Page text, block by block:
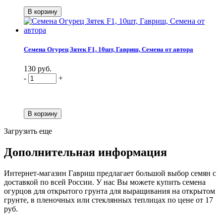
Семена Огурец Зятек F1, 10шт, Гавриш, Семена от автора
130 руб.
-
+
Загрузить еще
Дополнительная информация
Интернет-магазин Гавриш предлагает большой выбор семян с
доставкой по всей России. У нас Вы можете купить семена
огурцов для открытого грунта для выращивания на открытом
грунте, в пленочных или стеклянных теплицах по цене от 17
руб.